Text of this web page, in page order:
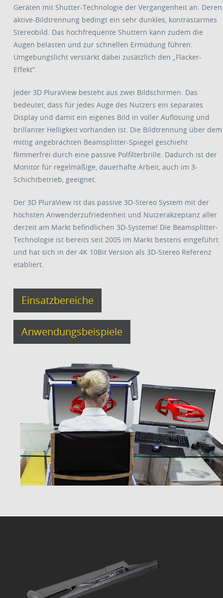
Geräten mit Shutter-Technologie der Vergangenheit an. Deren
aktive-Bildtrennung bedingt ein sehr dunkles, kontrastarmes
Stereobild. Das hochfrequente Shuttern kann zudem die
Augen belasten und zur schnellen Ermüdung führen.
Umgebungslicht verstärkt dabei zusätzlich den „Flacker-
Effekt“.
Jeder 3D PluraView besteht aus zwei Bildschirmen. Das
bedeutet, dass für jedes Auge des Nutzers ein separates
Display und damit ein eigenes Bild in voller Auflösung und
brillanter Helligkeit vorhanden ist. Die Bildtrennung über dem
mittig angebrachten Beamsplitter-Spiegel geschieht
flimmerfrei durch eine passive Polfilterbrille. Dadurch ist der
Monitor für regelmäßige, dauerhafte Arbeit, auch im 3-
Schichtbetrieb, geeignet.
Der 3D PluraView ist das passive 3D-Stereo System mit der
höchsten Anwenderzufriedenheit und Nutzerakzeptanz aller
derzeit am Markt befindlichen 3D-Systeme! Die Beamsplitter-
Technologie ist bereits seit 2005 im Markt bestens eingeführt
und hat sich in der 4K 10Bit Version als 3D-Stereo Referenz
etabliert.
Einsatzbereiche
Anwendungsbeispiele